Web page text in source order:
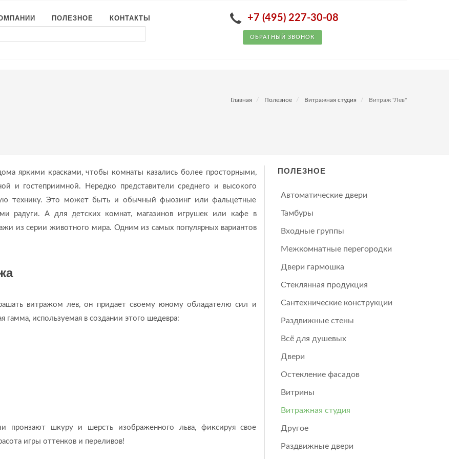
ПОЛЕЗНОЕ КОНТАКТЫ +7 (495) 227-30-08
ОБРАТНЫЙ ЗВОНОК
Главная Полезное Витражная студия Витраж "Лев"
яркими красками, чтобы комнаты казались более просторными,
и гостеприимной. Нередко представители среднего и высокого
технику. Это может быть и обычный фьюзинг или фальцетные
радуги. А для детских комнат, магазинов игрушек или кафе в
из серии животного мира. Одним из самых популярных вариантов
витражом лев, он придает своему юному обладателю сил и
используемая в создании этого шедевра:
пронзают шкуру и шерсть изображенного льва, фиксируя свое
игры оттенков и переливов!
ПОЛЕЗНОЕ
Автоматические двери
Тамбуры
Входные группы
Межкомнатные перегородки
Двери гармошка
Стеклянная продукция
Сантехнические конструкции
Раздвижные стены
Всё для душевых
Двери
Остекление фасадов
Витрины
Витражная студия
Другое
Раздвижные двери